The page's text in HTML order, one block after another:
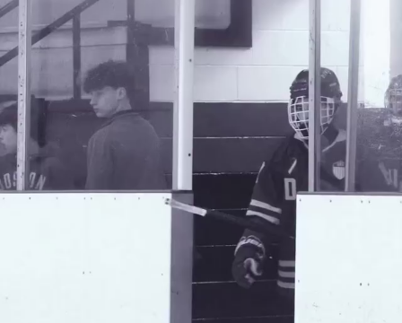
Play
Video